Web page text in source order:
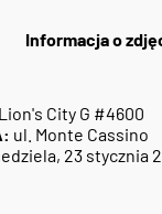
Informacja o
City G #4600
ul. Monte Cassino
23 stycznia